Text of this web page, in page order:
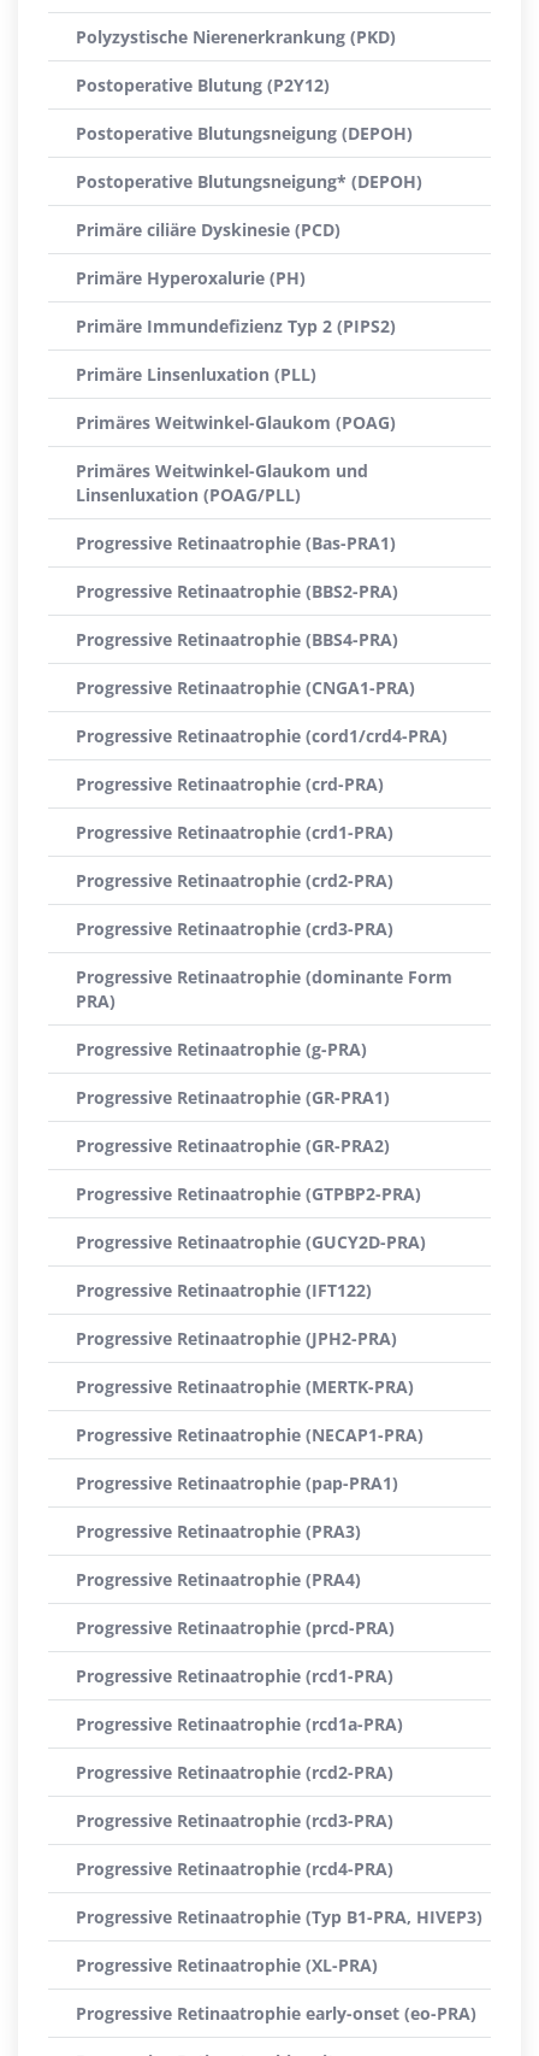
Polyzystische Nierenerkrankung (PKD)
Postoperative Blutung (P2Y12)
Postoperative Blutungsneigung (DEPOH)
Postoperative Blutungsneigung* (DEPOH)
Primäre ciliäre Dyskinesie (PCD)
Primäre Hyperoxalurie (PH)
Primäre Immundefizienz Typ 2 (PIPS2)
Primäre Linsenluxation (PLL)
Primäres Weitwinkel-Glaukom (POAG)
Primäres Weitwinkel-Glaukom und
Linsenluxation (POAG/PLL)
Progressive Retinaatrophie (Bas-PRA1)
Progressive Retinaatrophie (BBS2-PRA)
Progressive Retinaatrophie (BBS4-PRA)
Progressive Retinaatrophie (CNGA1-PRA)
Progressive Retinaatrophie (cord1/crd4-PRA)
Progressive Retinaatrophie (crd-PRA)
Progressive Retinaatrophie (crd1-PRA)
Progressive Retinaatrophie (crd2-PRA)
Progressive Retinaatrophie (crd3-PRA)
Progressive Retinaatrophie (dominante Form
PRA)
Progressive Retinaatrophie (g-PRA)
Progressive Retinaatrophie (GR-PRA1)
Progressive Retinaatrophie (GR-PRA2)
Progressive Retinaatrophie (GTPBP2-PRA)
Progressive Retinaatrophie (GUCY2D-PRA)
Progressive Retinaatrophie (IFT122)
Progressive Retinaatrophie (JPH2-PRA)
Progressive Retinaatrophie (MERTK-PRA)
Progressive Retinaatrophie (NECAP1-PRA)
Progressive Retinaatrophie (pap-PRA1)
Progressive Retinaatrophie (PRA3)
Progressive Retinaatrophie (PRA4)
Progressive Retinaatrophie (prcd-PRA)
Progressive Retinaatrophie (rcd1-PRA)
Progressive Retinaatrophie (rcd1a-PRA)
Progressive Retinaatrophie (rcd2-PRA)
Progressive Retinaatrophie (rcd3-PRA)
Progressive Retinaatrophie (rcd4-PRA)
Progressive Retinaatrophie (Typ B1-PRA, HIVEP3)
Progressive Retinaatrophie (XL-PRA)
Progressive Retinaatrophie early-onset (eo-PRA)